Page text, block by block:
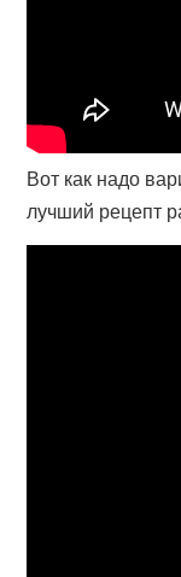
Вот как надо
лучший рецепт